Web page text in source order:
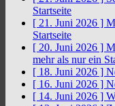
Startseite
[ 21. Juni 2026 ]
Startseite
[ 20. Juni 2026 ]
mehr als nur ein
[ 18. Juni 2026 ]
[ 16. Juni 2026 ]
[ 14. Juni 2026 ]